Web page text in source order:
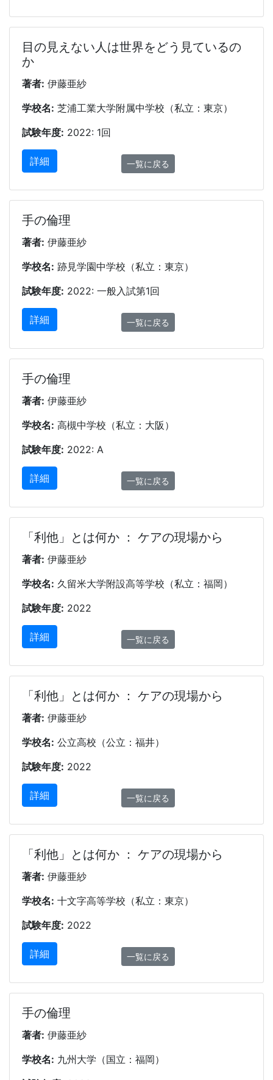
目の見えない人は世界をどう見ているの
か
著者: 伊藤亜紗
学校名: 芝浦工業大学附属中学校（私立：東京）
試験年度: 2022: 1回
詳細 一覧に戻る
手の倫理
著者: 伊藤亜紗
学校名: 跡見学園中学校（私立：東京）
試験年度: 2022: 一般入試第1回
詳細 一覧に戻る
手の倫理
著者: 伊藤亜紗
学校名: 高槻中学校（私立：大阪）
試験年度: 2022: A
詳細 一覧に戻る
「利他」とは何か ： ケアの現場から
著者: 伊藤亜紗
学校名: 久留米大学附設高等学校（私立：福岡）
試験年度: 2022
詳細 一覧に戻る
「利他」とは何か ： ケアの現場から
著者: 伊藤亜紗
学校名: 公立高校（公立：福井）
試験年度: 2022
詳細 一覧に戻る
「利他」とは何か ： ケアの現場から
著者: 伊藤亜紗
学校名: 十文字高等学校（私立：東京）
試験年度: 2022
詳細 一覧に戻る
手の倫理
著者: 伊藤亜紗
学校名: 九州大学（国立：福岡）